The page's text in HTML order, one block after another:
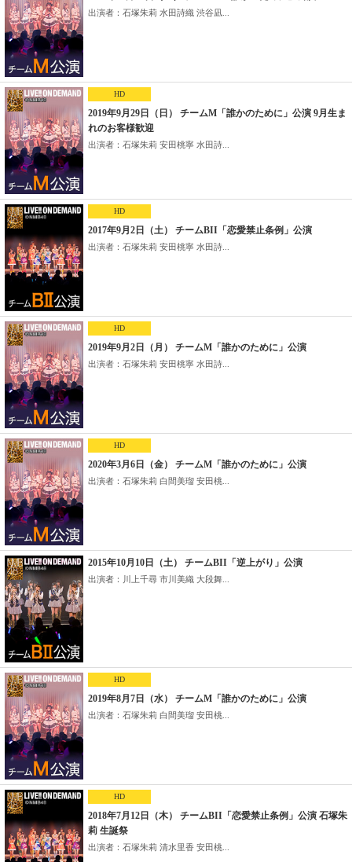
出演者：石塚朱莉 水田詩織 渋谷凪...
HD
2019年9月29日（日） チームM「誰かのために」公演 9月生ま
れのお客様歓迎
出演者：石塚朱莉 安田桃寧 水田詩...
HD
2017年9月2日（土） チームBII「恋愛禁止条例」公演
出演者：石塚朱莉 安田桃寧 水田詩...
HD
2019年9月2日（月） チームM「誰かのために」公演
出演者：石塚朱莉 安田桃寧 水田詩...
HD
2020年3月6日（金） チームM「誰かのために」公演
出演者：石塚朱莉 白間美瑠 安田桃...
2015年10月10日（土） チームBII「逆上がり」公演
出演者：川上千尋 市川美織 大段舞...
HD
2019年8月7日（水） チームM「誰かのために」公演
出演者：石塚朱莉 白間美瑠 安田桃...
HD
2018年7月12日（木） チームBII「恋愛禁止条例」公演 石塚朱
莉 生誕祭
出演者：石塚朱莉 清水里香 安田桃...